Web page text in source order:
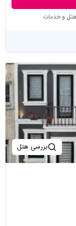
هتل و خدمات
بررسی هتل